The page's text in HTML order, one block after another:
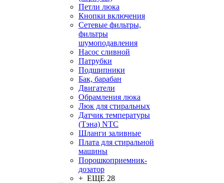
Петли люка
Кнопки включения
Сетевые фильтры,
фильтры
шумоподавления
Насос сливной
Патрубки
Подшипники
Бак, барабан
Двигатели
Обрамления люка
Люк для стиральных
Датчик температуры
(Тэна) NTC
Шланги заливные
Плата для стиральной
машины
Порошкоприемник-
дозатор
+ ЕЩЕ 28